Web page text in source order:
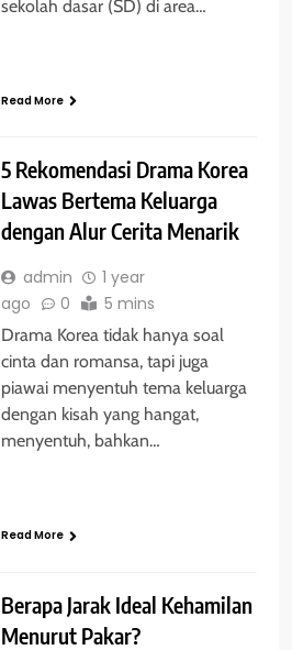
sekolah dasar (SD) di area…
Read More
5 Rekomendasi Drama Korea
Lawas Bertema Keluarga
dengan Alur Cerita Menarik
admin
1 year
ago
0 5 mins
Drama Korea tidak hanya soal
cinta dan romansa, tapi juga
piawai menyentuh tema keluarga
dengan kisah yang hangat,
menyentuh, bahkan…
Read More
Berapa Jarak Ideal Kehamilan
Menurut Pakar?